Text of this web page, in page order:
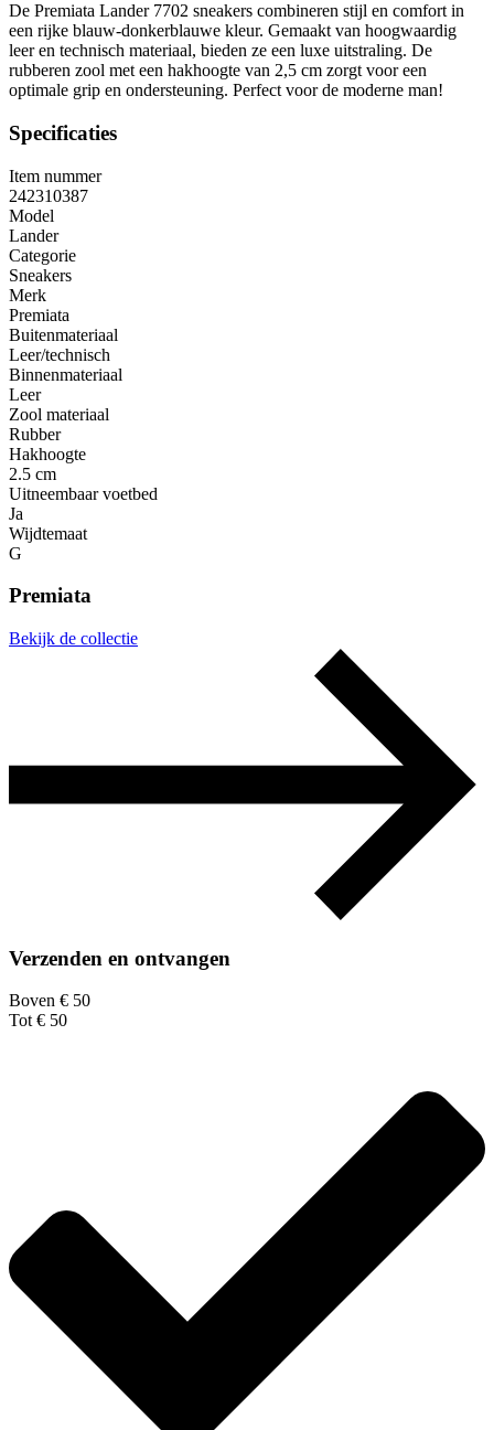
De Premiata Lander 7702 sneakers combineren stijl en comfort in
een rijke blauw-donkerblauwe kleur. Gemaakt van hoogwaardig
leer en technisch materiaal, bieden ze een luxe uitstraling. De
rubberen zool met een hakhoogte van 2,5 cm zorgt voor een
optimale grip en ondersteuning. Perfect voor de moderne man!
Specificaties
Item nummer
242310387
Model
Lander
Categorie
Sneakers
Merk
Premiata
Buitenmateriaal
Leer/technisch
Binnenmateriaal
Leer
Zool materiaal
Rubber
Hakhoogte
2.5 cm
Uitneembaar voetbed
Ja
Wijdtemaat
G
Premiata
Bekijk de collectie
Verzenden en ontvangen
Boven € 50
Tot € 50